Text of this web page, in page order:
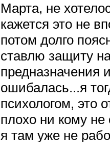
Марта, не
кажется это не
потом долго
ставлю защиту
предназначения
ошибалась...я
психологом, это
плохо ни кому не
я там уже не